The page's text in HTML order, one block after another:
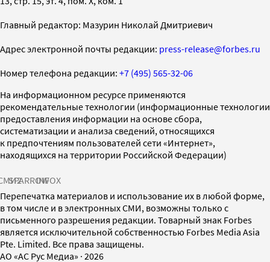
Главный редактор: Мазурин Николай Дмитриевич
Адрес электронной почты редакции: press-release@forbes.ru
Номер телефона редакции: +7 (495) 565-32-06
На информационном ресурсе применяются
рекомендательные технологии (информационные технологии
предоставления информации на основе сбора,
систематизации и анализа сведений, относящихся
к предпочтениям пользователей сети «Интернет»,
находящихся на территории Российской Федерации)
SPARROWINFOX
Перепечатка материалов и использование их в любой форме,
в том числе и в электронных СМИ, возможны только с
письменного разрешения редакции. Товарный знак Forbes
является исключительной собственностью Forbes Media Asia
Pte. Limited. Все права защищены.
AO «АС Рус Медиа» · 2026